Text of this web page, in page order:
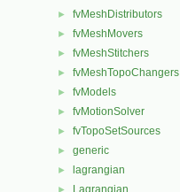
► fvMeshDistributors
► fvMeshMovers
► fvMeshStitchers
► fvMeshTopoChangers
► fvModels
► fvMotionSolver
► fvTopoSetSources
► generic
► lagrangian
Lagrangian